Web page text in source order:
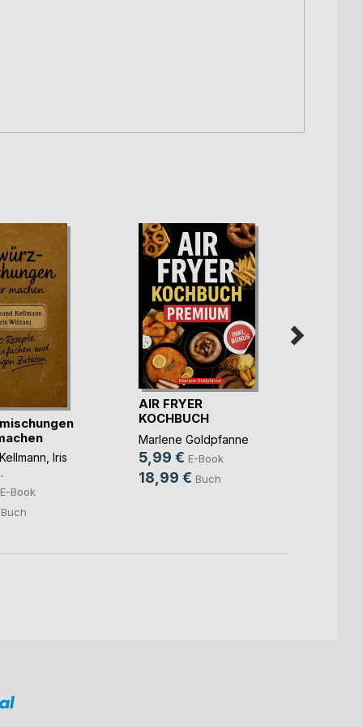
Iris
E-Book
Buch
AIR FRYER
KOCHBUCH
PREMIUM
Marlene Goldpfanne
5,99 € E-Book
18,99 € Buch